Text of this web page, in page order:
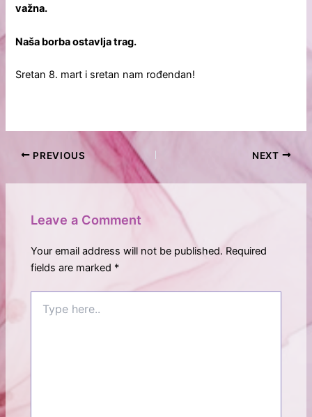
važna.
Naša borba ostavlja trag.
Sretan 8. mart i sretan nam rođendan!
PREVIOUS NEXT
Leave a Comment
Your email address will not be published. Required
fields are marked *
here..